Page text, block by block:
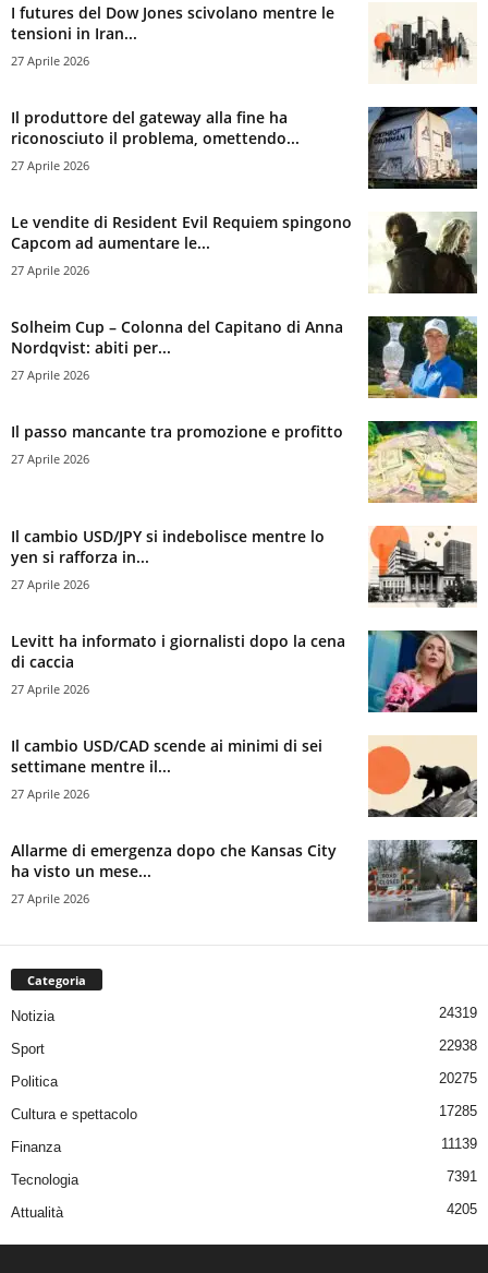
I futures del Dow Jones scivolano mentre le
tensioni in Iran...
27 Aprile 2026
Il produttore del gateway alla fine ha
riconosciuto il problema, omettendo...
27 Aprile 2026
Le vendite di Resident Evil Requiem spingono
Capcom ad aumentare le...
27 Aprile 2026
Solheim Cup – Colonna del Capitano di Anna
Nordqvist: abiti per...
27 Aprile 2026
Il passo mancante tra promozione e profitto
27 Aprile 2026
Il cambio USD/JPY si indebolisce mentre lo
yen si rafforza in...
27 Aprile 2026
Levitt ha informato i giornalisti dopo la cena
di caccia
27 Aprile 2026
Il cambio USD/CAD scende ai minimi di sei
settimane mentre il...
27 Aprile 2026
Allarme di emergenza dopo che Kansas City
ha visto un mese...
27 Aprile 2026
Categoria
Notizia 24319
Sport 22938
Politica 20275
Cultura e spettacolo 17285
Finanza 11139
Tecnologia 7391
Attualità 4205